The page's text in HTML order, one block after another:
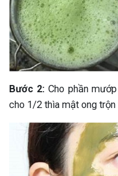
Bước 2:Cho phần
cho 1/2 thìa mật ong trộn